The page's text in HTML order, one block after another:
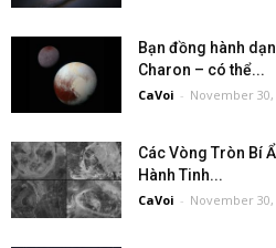
Bạn đồng hành
Charon – có thể...
CaVoi - November 30,
Các Vòng Tròn Bí
Hành Tinh...
CaVoi - November 30,